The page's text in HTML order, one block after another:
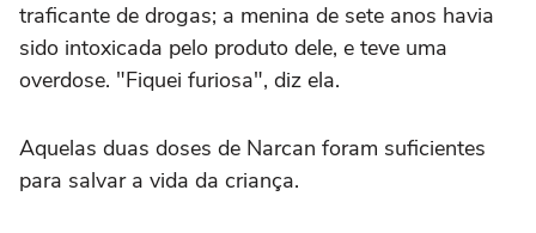
traficante de drogas; a menina de sete anos havia
sido intoxicada pelo produto dele, e teve uma
overdose. "Fiquei furiosa", diz ela.
Aquelas duas doses de Narcan foram suficientes
para salvar a vida da criança.